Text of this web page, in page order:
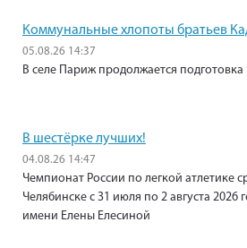
Коммунальные хлопоты братьев
05.08.26 14:37
В селе Париж продолжается подготовка
В шестёрке лучших!
04.08.26 14:47
Чемпионат России по легкой атлетике
Челябинске с 31 июля по 2 августа 2026
имени Елены Елесиной